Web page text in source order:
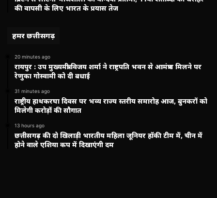
की वापसी के लिए भारत के प्रयास तेज
हमर छत्तीसगढ़
20 minutes ago
रायपुर : उप मुख्यमंत्री विजय शर्मा ने राष्ट्रपति भवन से आमंत्रण मिलने पर
रेणुका गोस्वामी को दी बधाई
31 minutes ago
राष्ट्रीय हाथकरघा दिवस पर भव्य राज्य स्तरीय समारोह आज, बुनकरों को
मिलेगी करोड़ों की सौगात
13 hours ago
छत्तीसगढ़ की दो खिलाड़ी भारतीय महिला जूनियर हॉकी टीम में, चीन में
होने वाले एशिया कप में दिखाएंगी दम